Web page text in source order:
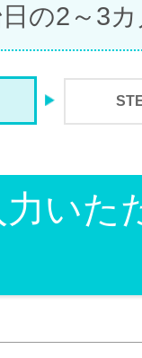
の2～3
いた